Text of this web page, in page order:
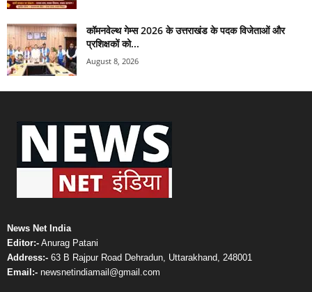
कॉमनवेल्थ गेम्स 2026 के उत्तराखंड के पदक विजेताओं और
प्रशिक्षकों को...
August 8, 2026
News Net India
Editor:- Anurag Patani
Address:- 63 B Rajpur Road Dehradun, Uttarakhand, 248001
Email:- newsnetindiamail@gmail.com